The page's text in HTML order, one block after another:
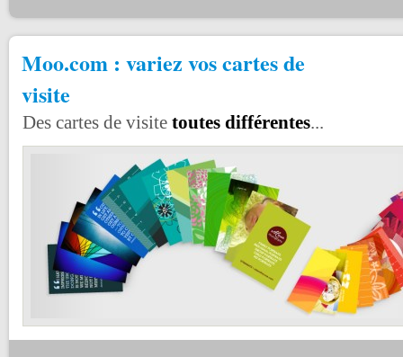
Moo.com : variez vos cartes de
visite
Des cartes de visite toutes différentes...